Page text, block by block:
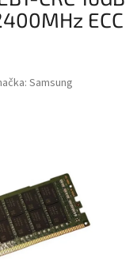
ECC
Samsung